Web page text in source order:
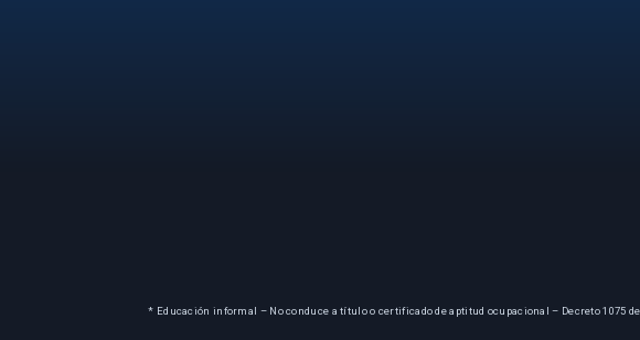
* Educación informal – No conduce a título o certificado de aptitud ocupacional – Decreto 1075